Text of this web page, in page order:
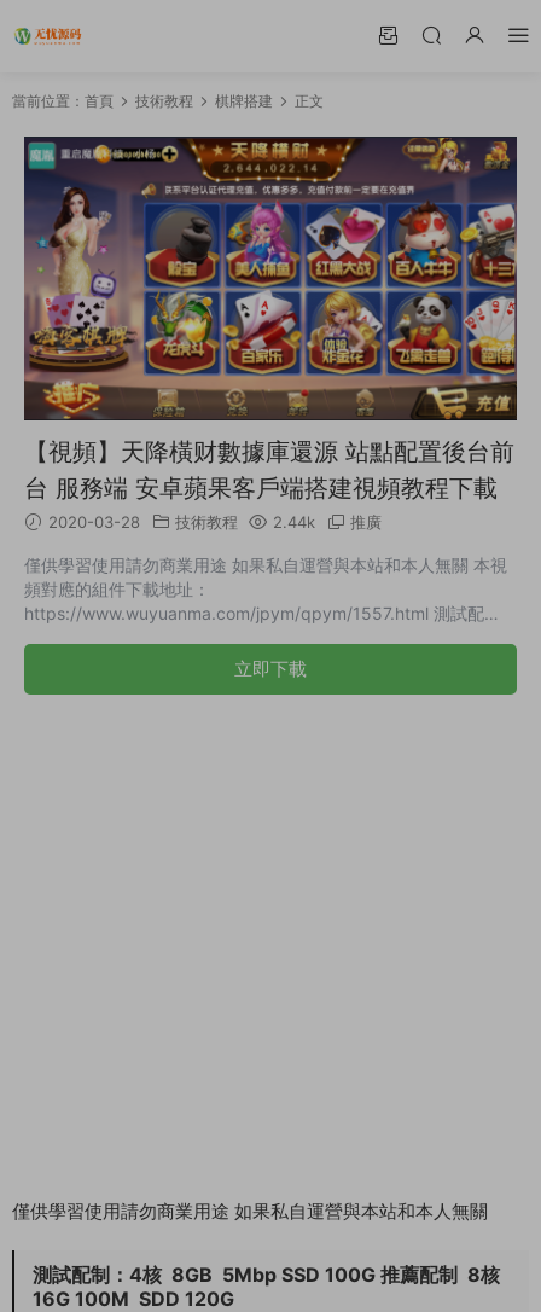
當前位置： 首頁 技術教程 棋牌搭建 正文
【視頻】天降橫财數據庫還源 站點配置後台前
台 服務端 安卓蘋果客戶端搭建視頻教程下載
2020-03-28 技術教程 2.44k 推廣
僅供學習使用請勿商業用途 如果私自運營與本站和本人無關 本視
頻對應的組件下載地址：
https://www.wuyuanma.com/jpym/qpym/1557.html 測試配
120G 使用的是2008系統64位中文版 數據庫: SQL2014 其它版本
自行測試 相關軟件: NOTEPAD++ 開始前先關閉防火牆 開放安全
立即下載
僅供學習使用請勿商業用途 如果私自運營與本站和本人無關
測試配制：4核 8GB 5Mbp SSD 100G 推薦配制 8核
16G 100M SDD 120G